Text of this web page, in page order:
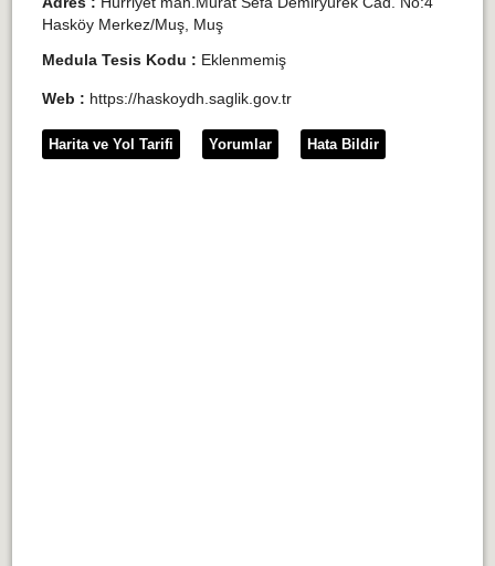
Hasköy Merkez/Muş, Muş
Medula Tesis Kodu : Eklenmemiş
Web : https://haskoydh.saglik.gov.tr
Harita ve Yol Tarifi Yorumlar Hata Bildir